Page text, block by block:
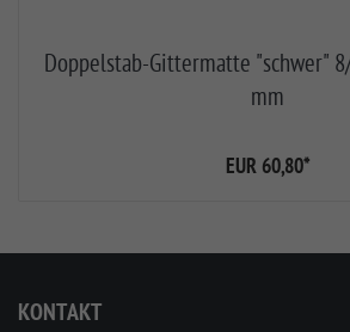
Doppelstab-Gittermatte "schwer"
mm
EUR 60,80*
KONTAKT